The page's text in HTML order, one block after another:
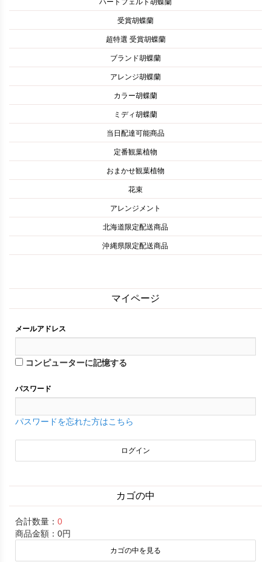
ハートフェルト胡蝶蘭
受賞胡蝶蘭
超特選 受賞胡蝶蘭
ブランド胡蝶蘭
アレンジ胡蝶蘭
カラー胡蝶蘭
ミディ胡蝶蘭
当日配達可能商品
定番観葉植物
おまかせ観葉植物
花束
アレンジメント
北海道限定配送商品
沖縄県限定配送商品
マイページ
メールアドレス
コンピューターに記憶する
パスワード
パスワードを忘れた方はこちら
カゴの中
合計数量： 0
商品金額： 0円
カゴの中を見る